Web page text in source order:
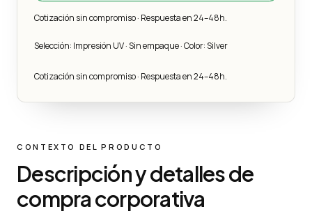
Cotización sin compromiso · Respuesta en 24–48h.
Selección: Impresión UV · Sin empaque · Color: Silver
Cotización sin compromiso · Respuesta en 24–48h.
CONTEXTO DEL PRODUCTO
Descripción y detalles de
compra corporativa